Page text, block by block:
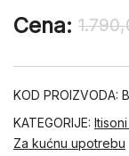
Cena:
KOD PROIZVODA:
KATEGORIJE:
Za kućnu upotrebu